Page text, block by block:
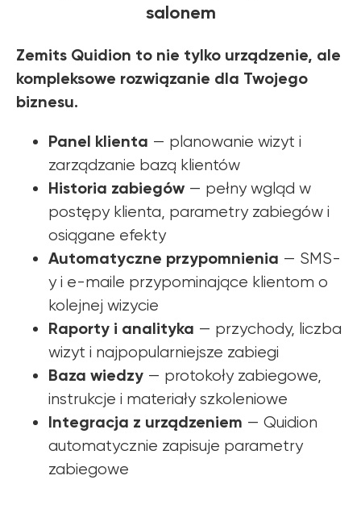
salonem
Zemits Quidion to nie tylko urządzenie, ale
kompleksowe rozwiązanie dla Twojego
biznesu.
Panel klienta — planowanie wizyt i
zarządzanie bazą klientów
Historia zabiegów — pełny wgląd w
postępy klienta, parametry zabiegów i
osiągane efekty
Automatyczne przypomnienia — SMS-
y i e-maile przypominające klientom o
kolejnej wizycie
Raporty i analityka — przychody, liczba
wizyt i najpopularniejsze zabiegi
Baza wiedzy — protokoły zabiegowe,
instrukcje i materiały szkoleniowe
Integracja z urządzeniem — Quidion
automatycznie zapisuje parametry
zabiegowe